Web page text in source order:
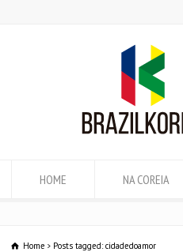
HOME NA COREIA
Home Posts tagged: cidadedoamor